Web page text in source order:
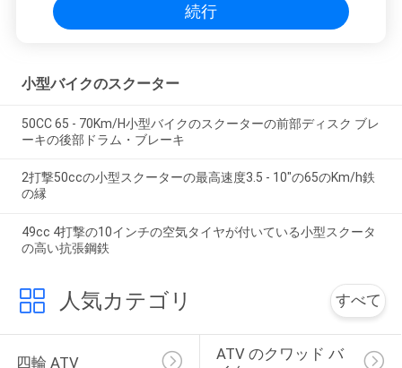
続行
小型バイクのスクーター
50CC 65 - 70Km/H小型バイクのスクーターの前部ディスク ブレ
ーキの後部ドラム・ブレーキ
2打撃50ccの小型スクーターの最高速度3.5 - 10"の65のKm/h鉄
の縁
49cc 4打撃の10インチの空気タイヤが付いている小型スクータ
の高い抗張鋼鉄
人気カテゴリ すべて
四輪 ATV
ATV のクワッド バ